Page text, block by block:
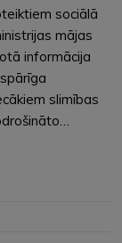
sociālā
mājas
informācija
slimības